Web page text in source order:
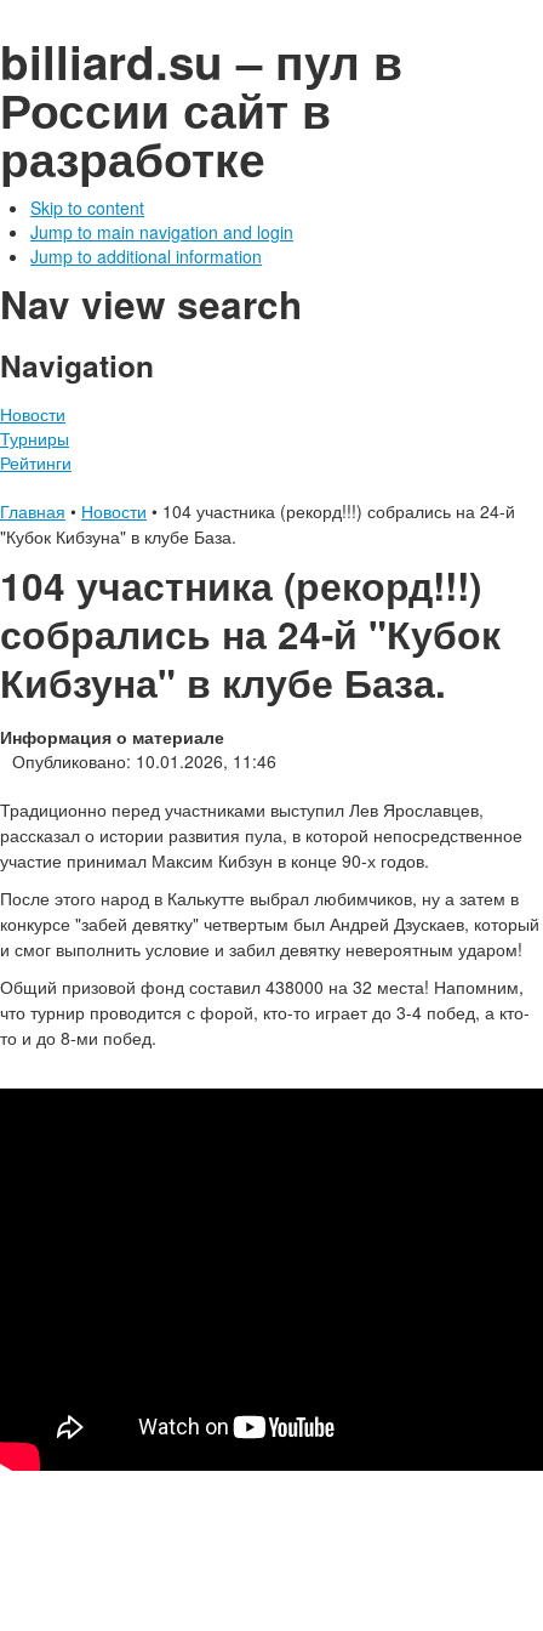
billiard.su – пул в
России сайт в
разработке
Skip to content
Jump to main navigation and login
Jump to additional information
Nav view search
Navigation
Новости
Турниры
Рейтинги
Главная • Новости • 104 участника (рекорд!!!) собрались на 24-й
"Кубок Кибзуна" в клубе База.
104 участника (рекорд!!!)
собрались на 24-й "Кубок
Кибзуна" в клубе База.
Информация о материале
Опубликовано: 10.01.2026, 11:46
Традиционно перед участниками выступил Лев Ярославцев,
рассказал о истории развития пула, в которой непосредственное
участие принимал Максим Кибзун в конце 90-х годов.
После этого народ в Калькутте выбрал любимчиков, ну а затем в
конкурсе "забей девятку" четвертым был Андрей Дзускаев, который
и смог выполнить условие и забил девятку невероятным ударом!
Общий призовой фонд составил 438000 на 32 места! Напомним,
что турнир проводится с форой, кто-то играет до 3-4 побед, а кто-
то и до 8-ми побед.